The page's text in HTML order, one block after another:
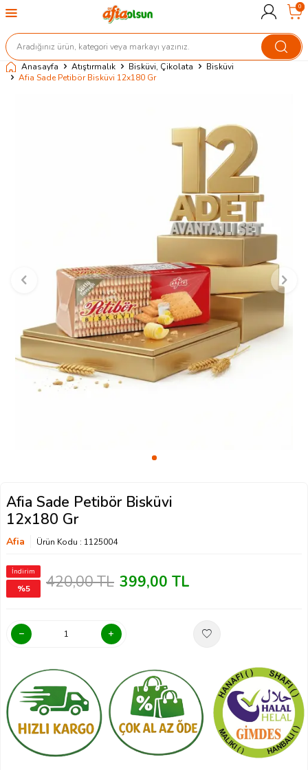
0
Anasayfa Atıştırmalık Bisküvi, Çikolata
Bisküvi
Afia Sade Petibör Bisküvi 12x180 Gr
Afia Sade Petibör Bisküvi
12x180 Gr
Afia Ürün Kodu : 1125004
İndirim
%5 420,00TL 399,00 TL